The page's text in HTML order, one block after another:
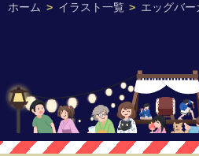
ホーム > イラスト一覧 > エッグバー